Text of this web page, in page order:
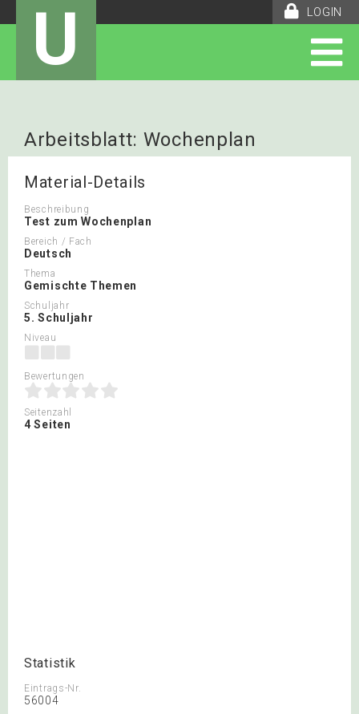
LOGIN
U
Arbeitsblatt: Wochenplan
Material-Details
Beschreibung
Test zum Wochenplan
Bereich / Fach
Deutsch
Thema
Gemischte Themen
Schuljahr
5. Schuljahr
Niveau
Bewertungen
Seitenzahl
4 Seiten
Statistik
Eintrags-Nr.
56004